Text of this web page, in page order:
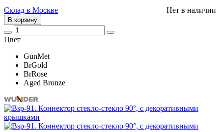
Склад в Москве
Нет в наличии
В корзину
Цвет
GunMet
BrGold
BrRose
Aged Bronze